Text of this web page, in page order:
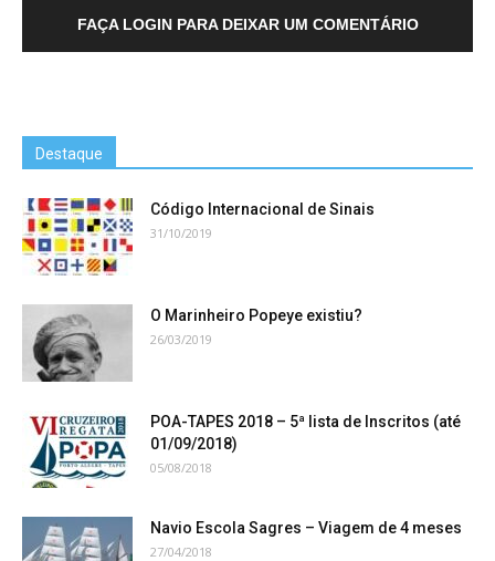
FAÇA LOGIN PARA DEIXAR UM COMENTÁRIO
Destaque
Código Internacional de Sinais
31/10/2019
O Marinheiro Popeye existiu?
26/03/2019
POA-TAPES 2018 – 5ª lista de Inscritos (até
01/09/2018)
05/08/2018
Navio Escola Sagres – Viagem de 4 meses
27/04/2018